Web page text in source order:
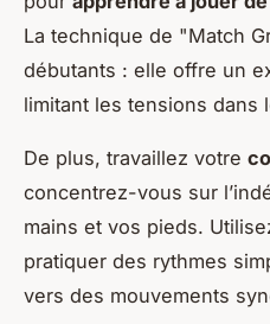
La technique de "Match
débutants : elle offre un
limitant les tensions dans
De plus, travaillez votre
concentrez-vous sur
mains et vos pieds.
pratiquer des rythmes
vers des mouvements